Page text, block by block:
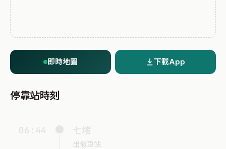
即時地圖 下載App
停靠站時刻
出發車站